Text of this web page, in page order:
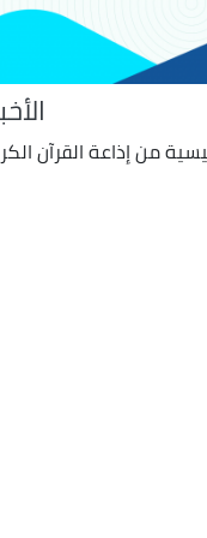
من إذاعة القرآن